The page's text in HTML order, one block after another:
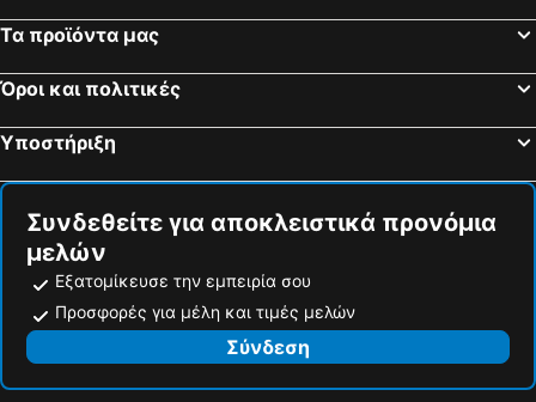
Τα προϊόντα μας
Όροι και πολιτικές
Υποστήριξη
Συνδεθείτε για αποκλειστικά προνόμια
μελών
Εξατομίκευσε την εμπειρία σου
Προσφορές για μέλη και τιμές μελών
Σύνδεση